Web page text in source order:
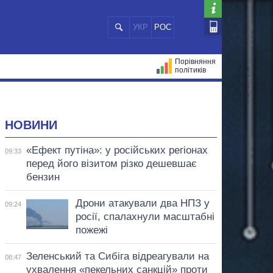
УКР РОС
Порівняння
політиків
НОВИНИ
09:33
«Ефект путіна»: у російських регіонах
перед його візитом різко дешевшає
бензин
09:24
Дрони атакували два НПЗ у
росії, спалахнули масштабні
пожежі
08:47
Зеленський та Сибіга відреагували на
ухвалення «пекельних санкцій» проти